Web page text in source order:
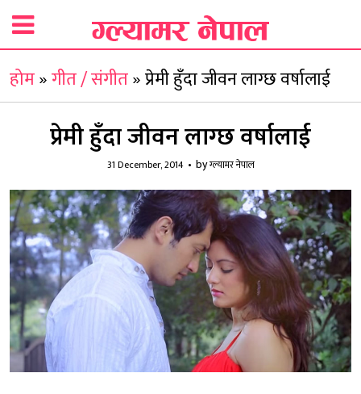
होम»गीत / संगीत»प्रेमी हुँदा जीवन लाग्छ वर्षालाई
प्रेमी हुँदा जीवन लाग्छ वर्षालाई
31 December, 2014 byग्ल्यामर नेपाल